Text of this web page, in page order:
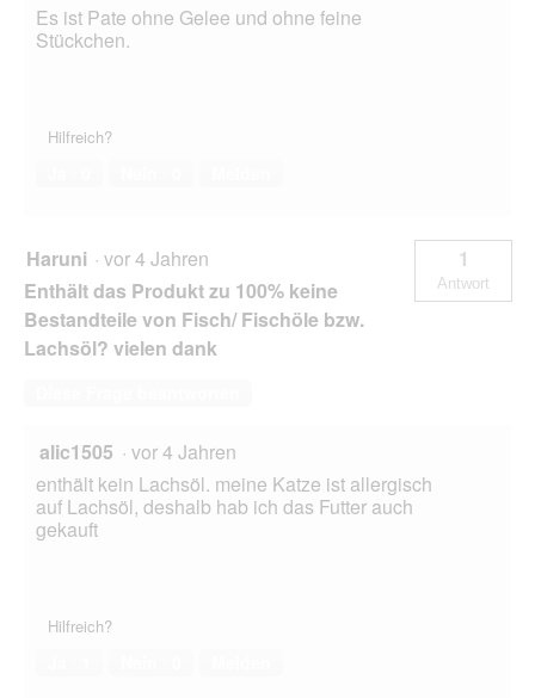
Es ist Pate ohne Gelee und ohne feine
Stückchen.
Hilfreich?
Haruni · vor 4 Jahren
Enthält das Produkt zu 100% keine
Bestandteile von Fisch/ Fischöle bzw.
Lachsöl? vielen dank
1
Antwort
alic1505 · vor 4 Jahren
enthält kein Lachsöl. meine Katze ist allergisch
auf Lachsöl, deshalb hab ich das Futter auch
gekauft
Hilfreich?